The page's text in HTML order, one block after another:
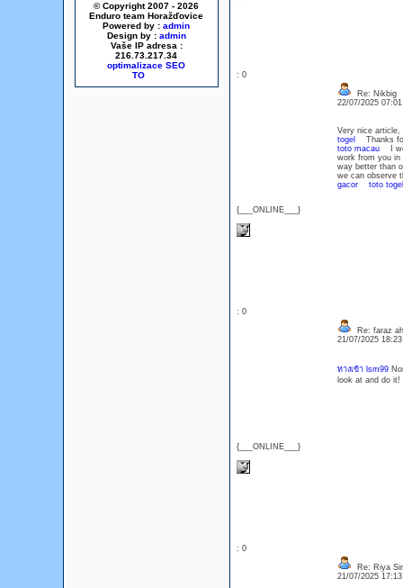
© Copyright 2007 - 2026
Enduro team Horažďovice
Powered by : admin
Design by : admin
Vaše IP adresa :
216.73.217.34
optimalizace SEO
: 0
{___ONLINE___}
Re: Nikbig
22/07/2025
Very nice
togel
Thanks
toto macauI
work from you
way better than
we can observe
gacor
toto togel
: 0
{___ONLINE___}
Re: faraz
21/07/2025
ทางเข้า lsm99
look at and do
: 0
Re: Riya
21/07/2025